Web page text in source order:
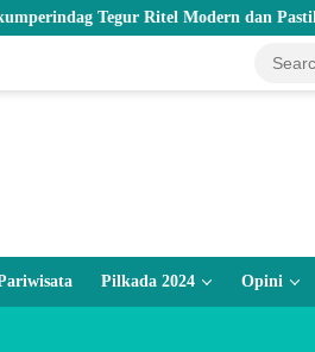
Tegur Ritel Modern dan Pastikan Stok
Pilkada 2024 Opini